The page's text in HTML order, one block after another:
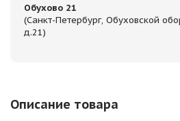
Обухово 21
(Санкт-Петербург, Обуховской
д.21)
Описание товара